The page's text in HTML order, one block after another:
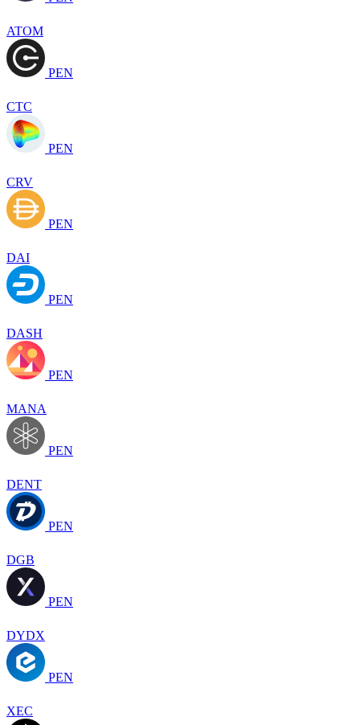
ATOM
PEN
CTC
PEN
CRV
PEN
DAI
PEN
DASH
PEN
MANA
PEN
DENT
PEN
DGB
PEN
DYDX
PEN
XEC